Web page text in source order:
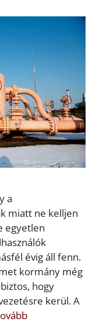
a
miatt ne kelljen
egyetlen
évig áll fenn.
kormány még
hogy
kerül. A